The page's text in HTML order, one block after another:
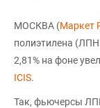
МОСКВА (Маркет
полиэтилена
2,81% на фоне
ICIS.
Так, фьючерсы